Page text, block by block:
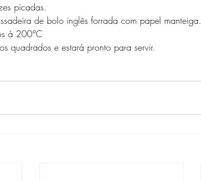
picadas.
de bolo inglês forrada com papel manteiga.
à 200°C
quadrados e estará pronto para servir.